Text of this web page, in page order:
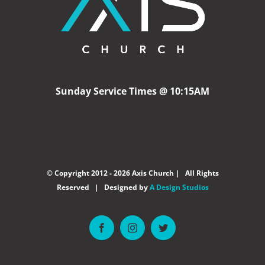
Sunday Service Times @ 10:15AM
© Copyright 2012 -2026 Axis Church | All Rights
Reserved | Designed byA Design Studios
FacebookInstagramTwitter